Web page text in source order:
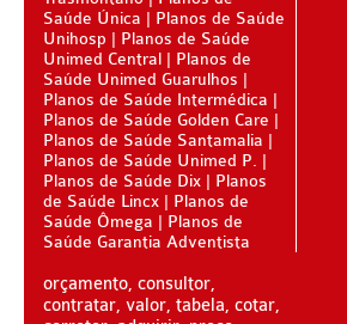
TRASMONTANO PLANO DE SAÚDE INFANTIL
ÚNICA PLANO DE SAÚDE INFANTIL
UNIHOSP PLANO DE SAÚDE INFANTIL
PLANO DE SAÚDE SÊNIOR
AMEPLAN PLANO DE SAÚDE SÊNIOR
BIOVIDA PLANO DE SAÚDE SÊNIOR
Saúde Única
Planos de Saúde
Unihosp
Planos de Saúde
Unimed Central
Planos de
Saúde Unimed Guarulhos
Planos de Saúde Intermédica
Planos de Saúde Golden Care
Planos de Saúde Santamalia
Planos de Saúde Unimed P.
Planos de Saúde Dix
Planos
de Saúde Lincx
Planos de
Saúde Ômega
Planos de
Saúde Garantia Adventista
orçamento, consultor,
contratar, valor, tabela, cotar,